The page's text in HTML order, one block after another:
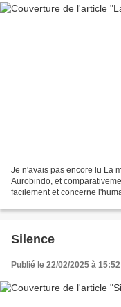
Je n'avais pas encore lu La
Aurobindo, et
facilement et concerne
Silence
Publié le 22/02/2025 à 15:52